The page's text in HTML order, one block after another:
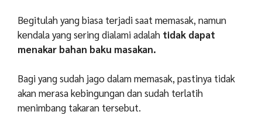
Begitulah yang biasa terjadi saat memasak, namun
kendala yang sering dialami adalah tidak dapat
menakar bahan baku masakan.
Bagi yang sudah jago dalam memasak, pastinya tidak
akan merasa kebingungan dan sudah terlatih
menimbang takaran tersebut.